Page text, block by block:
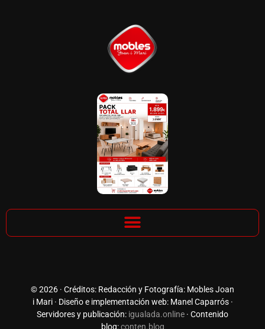
© 2026 · Créditos: Redacción y Fotografía: Mobles Joan
i Mari · Diseño e implementación web: Manel Caparrós ·
Servidores y publicación: igualada.online · Contenido
blog:conten.blog